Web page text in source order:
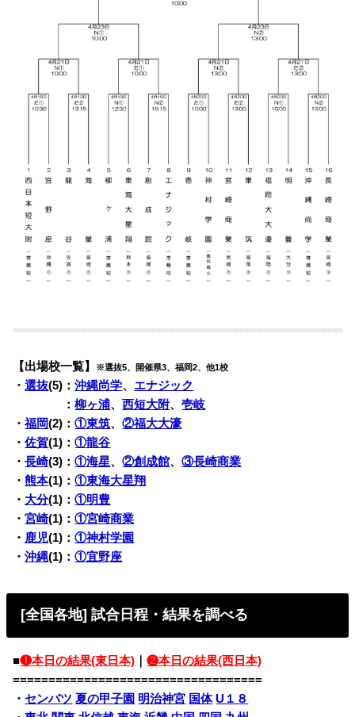
【出場校一覧】 ※選抜5、開催県3、福岡2、他1校
・選抜(5)：沖縄尚学、 エナジック
：柳ヶ浦、西短大附、壱岐
・福岡(2)：①東筑、②福大大濠
・佐賀(1)：①龍谷
・長崎(3)：①海星、②創成館、③長崎商業
・熊本(1)：①東海大星翔
・ 大分(1)：①明豊
・宮崎(1)：①宮崎商業
・ 鹿児(1)：①神村学園
・沖縄(1)：①宜野座
[全国各地] 試合日程・結果を調べる
■❶本日の結果(東日本) ｜❷本日の結果(西日本)
===================================
・ センバツ 夏の甲子園 明治神宮 国体 U１８